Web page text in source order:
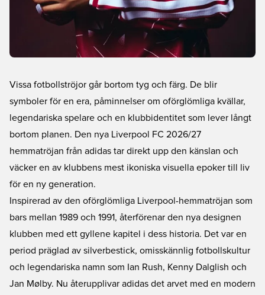
Vissa fotbollströjor går bortom tyg och färg. De blir
symboler för en era, påminnelser om oförglömliga kvällar,
legendariska spelare och en klubbidentitet som lever långt
bortom planen. Den nya Liverpool FC 2026/27
hemmatröjan från adidas tar direkt upp den känslan och
väcker en av klubbens mest ikoniska visuella epoker till liv
för en ny generation.
Inspirerad av den oförglömliga Liverpool-hemmatröjan som
bars mellan 1989 och 1991, återförenar den nya designen
klubben med ett gyllene kapitel i dess historia. Det var en
period präglad av silverbestick, omisskännlig fotbollskultur
och legendariska namn som Ian Rush, Kenny Dalglish och
Jan Mølby. Nu återupplivar adidas det arvet med en modern